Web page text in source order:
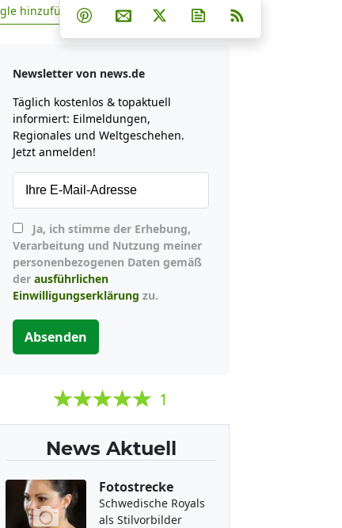
zu Google hinzufügen
hinzufügen Teilen auf Facebook
Teilen auf Whatsapp
Teilen auf Telegram
Teilen auf Pinterest
Per E-Mail teilen
Post auf XNewsletter
Newsletter von news.de
Täglich kostenlos & topaktuell
informiert: Eilmeldungen,
Regionales und Weltgeschehen.
Jetzt anmelden!
Verarbeitung und Nutzung meiner
personenbezogenen Daten gemäß
der ausführlichen
Einwilligungserklärung zu.
Absenden
1
News Aktuell
Fotostrecke
Schwedische Royals
als Stilvorbilder